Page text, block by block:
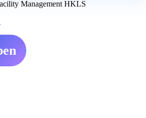
Management HKLS